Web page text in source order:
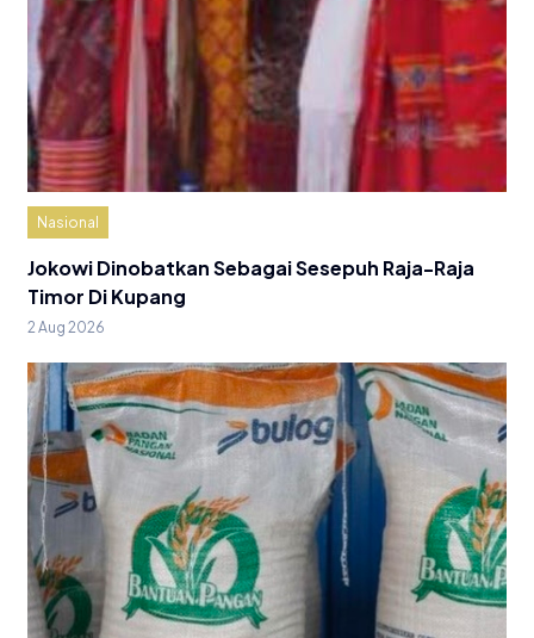
Nasional
Jokowi Dinobatkan Sebagai Sesepuh Raja-Raja
Timor Di Kupang
2 Aug 2026